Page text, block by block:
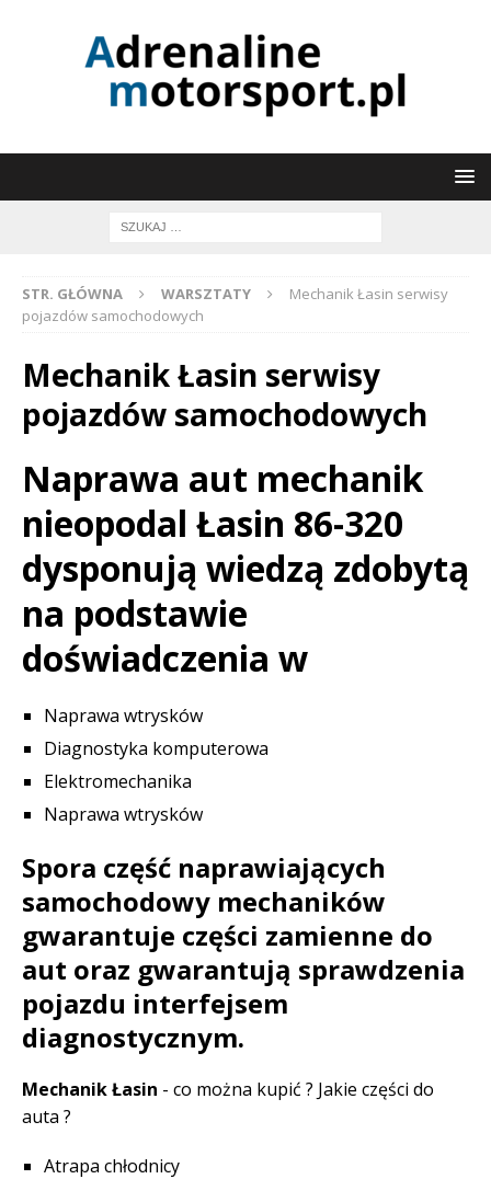
STR. GŁÓWNA WARSZTATY
Mechanik Łasin serwisy
pojazdów samochodowych
Mechanik Łasin serwisy
pojazdów samochodowych
Naprawa aut mechanik
nieopodal Łasin 86-320
dysponują wiedzą zdobytą
na podstawie
doświadczenia w
Naprawa wtrysków
Diagnostyka komputerowa
Elektromechanika
Naprawa wtrysków
Spora część naprawiających
samochodowy mechaników
gwarantuje części zamienne do
aut oraz gwarantują sprawdzenia
pojazdu interfejsem
diagnostycznym.
Mechanik Łasin - co można kupić ? Jakie części do
auta ?
Atrapa chłodnicy